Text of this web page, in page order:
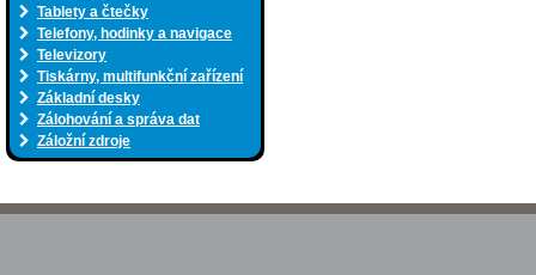
Tablety a čtečky
Telefony, hodinky a navigace
Televizory
Tiskárny, multifunkční zařízení
Základní desky
Zálohování a správa dat
Záložní zdroje